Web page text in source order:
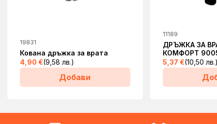
19831
Кована дръжка за врата
4,90 €(9,58 лв.)
Добави
11189
ДРЪЖКА ЗА
КОМФОРТ
5,37 €(10,50